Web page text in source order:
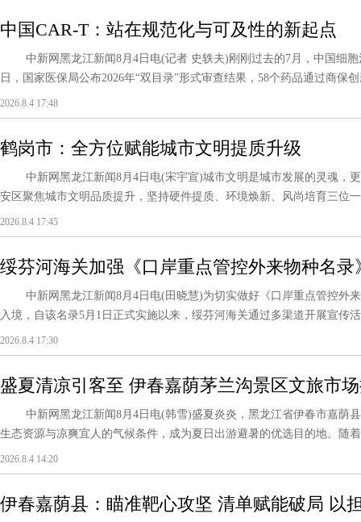
中国CAR-T：站在规范化与可及性的新起点
中新网黑龙江新闻8月4日电(记者 史轶夫)刚刚过去的7月，中国细胞
日，国家医保局公布2026年“双目录”形式审查结果，58个药品通过商保
2026.8.4 17:48
鹤岗市：全方位赋能城市文明提质升级
中新网黑龙江新闻8月4日电(宋宇宣)城市文明是城市发展的灵魂，更
安区聚焦城市文明品质提升，坚持硬件提质、环境焕新、风尚培育三位
2026.8.4 17:45
绥芬河海关加强《口岸重点管控外来物种名
中新网黑龙江新闻8月4日电(田晓慧)为切实做好《口岸重点管控外来
入境，自该名录5月1日正式实施以来，绥芬河海关通过多渠道开展宣传
2026.8.4 17:30
盛夏清凉引客至 伊春嘉荫茅兰沟景区文旅市
中新网黑龙江新闻8月4日电(韩雪)盛夏炎炎，黑龙江省伊春市嘉荫县
生态资源与凉爽宜人的气候条件，成为夏日出游避暑的优选目的地。随
2026.8.4 14:20
伊春嘉荫县：瞄准靶心攻坚 清单赋能破局 以